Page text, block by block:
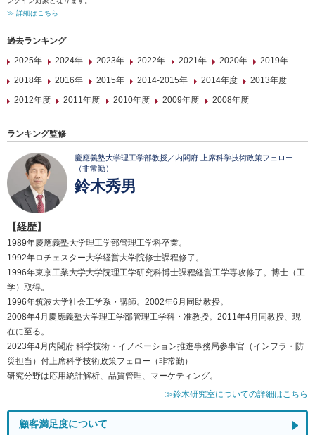
≫ 詳細はこちら
過去ランキング
2025年
2024年 2023年 2022年 2021年 2020年
2019年
2018年
2016年 2015年 2014-2015年 2014年度
2013年度
2012年度
2011年度 2010年度 2009年度 2008年度
ランキング監修
慶應義塾大学理工学部教授／内閣府 上席科学技術政策フェロー
（非常勤）
鈴木秀男
【経歴】
1989年慶應義塾大学理工学部管理工学科卒業。
1992年ロチェスター大学経営大学院修士課程修了。
1996年東京工業大学大学院理工学研究科博士課程経営工学専攻修了。博士（工
学）取得。
1996年筑波大学社会工学系・講師。2002年6月同助教授。
2008年4月慶應義塾大学理工学部管理工学科・准教授。2011年4月同教授、現
在に至る。
2023年4月内閣府 科学技術・イノベーション推進事務局参事官（インフラ・防
災担当）付上席科学技術政策フェロー（非常勤）
研究分野は応用統計解析、品質管理、マーケティング。
≫鈴木研究室についての詳細はこちら
顧客満足度について